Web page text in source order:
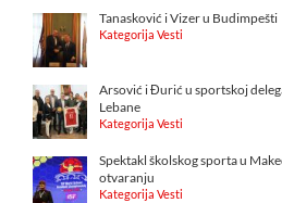
Tanasković i Vizer u Budimpešti
Kategorija Vesti
Arsović i Đurić u sportskoj
Lebane
Kategorija Vesti
Spektakl školskog sporta u
otvaranju
Kategorija Vesti